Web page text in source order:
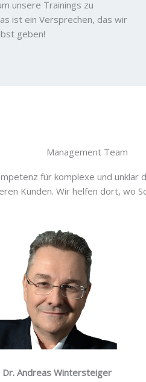
unsere Trainings zu
ist ein Versprechen, das wir
geben!
Management Team
für komplexe und
Kunden. Wir helfen dort, wo
Dr. Andreas Wintersteiger